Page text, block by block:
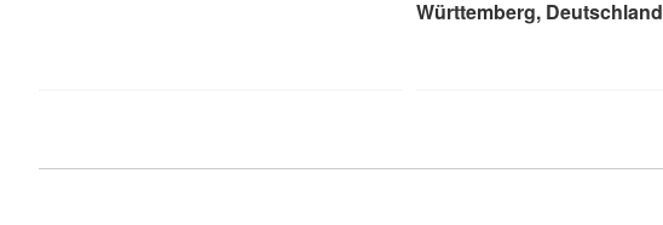
Württemberg, Deutschland